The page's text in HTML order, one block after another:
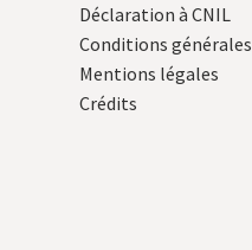
Déclaration à CNIL
Conditions
Mentions légales
Crédits